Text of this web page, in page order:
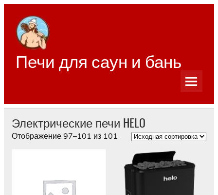
Перейти
содержимому
Печи для саун и бань
Электрические печи HELO
Отображение 97–101 из 101